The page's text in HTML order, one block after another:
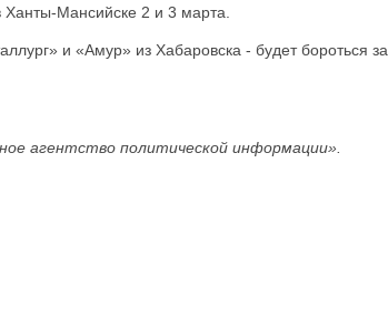
Мансийске 2 и 3 марта.
и «Амур» из Хабаровска - будет бороться за
агентство политической информации».